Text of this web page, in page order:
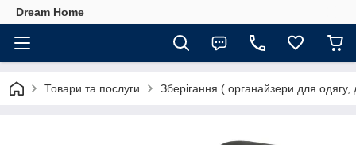
Dream Home
Товари та послуги Зберігання ( органайзери для одягу,